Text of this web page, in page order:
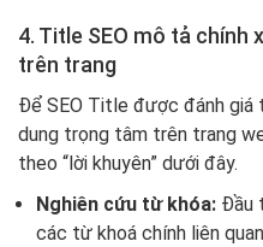
4. Title SEO mô tả chính
trên trang
Để SEO Title được đánh giá
dung trọng tâm trên trang
theo “lời khuyên” dưới đây.
Nghiên cứu từ khóa: Đầu
các từ khoá chính liên